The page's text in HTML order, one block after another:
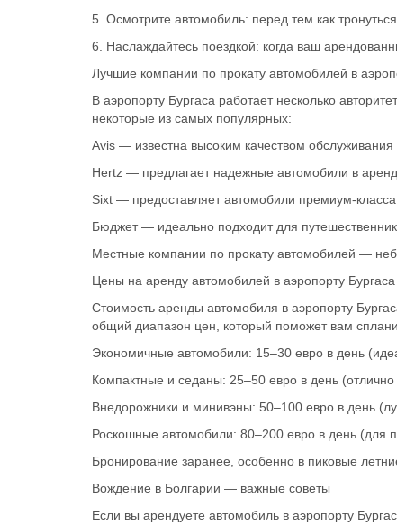
5. Осмотрите автомобиль: перед тем как
6. Наслаждайтесь поездкой: когда ваш
Лучшие компании по прокату автомобилей в
В аэропорту Бургаса работает несколько
некоторые из самых популярных:
Avis — известна высоким качеством
Hertz — предлагает надежные автомобили в
Sixt — предоставляет автомобили премиум-
Бюджет — идеально подходит для
Местные компании по прокату автомобилей —
Цены на аренду автомобилей в аэропорту Бургаса
Стоимость аренды автомобиля в аэропорту
общий диапазон цен, который поможет вам
Экономичные автомобили: 15–30 евро в день
Компактные и седаны: 25–50 евро в день
Внедорожники и минивэны: 50–100 евро в день
Роскошные автомобили: 80–200 евро в день (для
Бронирование заранее, особенно в пиковые
Вождение в Болгарии — важные советы
Если вы арендуете автомобиль в аэропорту